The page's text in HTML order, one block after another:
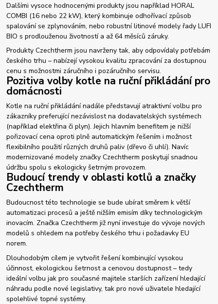
Dalšími vysoce hodnocenými produkty jsou například HORAL
COMBI (16 nebo 22 kW), který kombinuje odhořívací způsob
spalování se zplynováním, nebo robustní litinové modely řady LUFI
BIO s prodlouženou životností a až 64 měsíců záruky.
Produkty Czechtherm jsou navrženy tak, aby odpovídaly potřebám
českého trhu – nabízejí vysokou kvalitu zpracování za dostupnou
cenu s možnostmi záručního i pozáručního servisu.
Pozitiva volby kotle na ruční přikládání pro
domácnosti
Kotle na ruční přikládání nadále představují atraktivní volbu pro
zákazníky preferující nezávislost na dodavatelských systémech
(například elektřina či plyn). Jejich hlavním benefitem je nižší
pořizovací cena oproti plně automatickým řešením i možnost
flexibilního použití různých druhů paliv (dřevo či uhlí). Navíc
modernizované modely značky Czechtherm poskytují snadnou
údržbu spolu s ekologicky šetrným provozem.
Budoucí trendy v oblasti kotlů a značky
Czechtherm
Budoucnost této technologie se bude ubírat směrem k větší
automatizaci procesů a ještě nižším emisím díky technologickým
inovacím. Značka Czechtherm již nyní investuje do vývoje nových
modelů s ohledem na potřeby českého trhu i požadavky EU
norem.
Dlouhodobým cílem je vytvořit řešení kombinující vysokou
účinnost, ekologickou šetrnost a cenovou dostupnost – tedy
ideální volbu jak pro současné majitele starších zařízení hledající
náhradu podle nové legislativy, tak pro nové uživatele hledající
spolehlivé topné systémy.